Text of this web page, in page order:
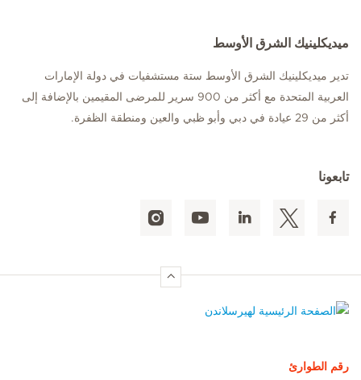
ميديكلينيك الشرق الأوسط
تدير ميديكلينيك الشرق الأوسط ستة مستشفيات في دولة الإمارات
العربية المتحدة مع أكثر من 900 سرير للمرضى المقيمين بالإضافة إلى
أكثر من 29 عيادة في دبي وأبو ظبي والعين ومنطقة الظفرة.
تابعونا
رقم الطوارئ